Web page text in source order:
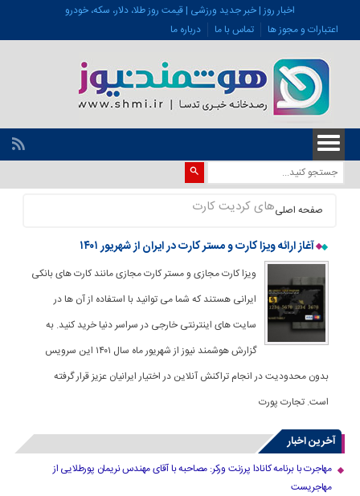
اخبار روز | خبر جدید ورزشی | قیمت روز طلا، دلار، سکه، خودرو
اعتبارات و مجوز ها
تماس با ما درباره ما
صفحه اصلیهای کردیت کارت
آغاز ارائه ویزا کارت و مستر کارت در ایران از شهریور ۱۴۰۱
ویزا کارت مجازی و مستر کارت مجازی مانند کارت های بانکی
ایرانی هستند که شما می توانید با استفاده از آن ها در
سایت های اینترنتی خارجی در سراسر دنیا خرید کنید. به
گزارش هوشمند نیوز از شهریور ماه سال ۱۴۰۱ این سرویس
بدون محدودیت در انجام تراکنش آنلاین در اختیار ایرانیان عزیز قرار گرفته
است. تجارت پورت
آخرین اخبار
مهاجرت با برنامه کانادا پرزنت ورکر: مصاحبه با آقای مهندس نریمان پورطلایی از
مهاجریست